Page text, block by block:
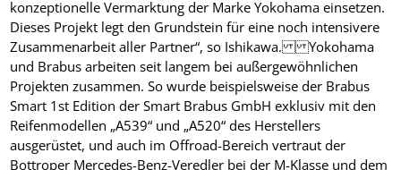
konzeptionelle Vermarktung der Marke Yokohama einsetzen.
Dieses Projekt legt den Grundstein für eine noch intensivere
Zusammenarbeit aller Partner“, so Ishikawa. Yokohama
und Brabus arbeiten seit langem bei außergewöhnlichen
Projekten zusammen. So wurde beispielsweise der Brabus
Smart 1st Edition der Smart Brabus GmbH exklusiv mit den
Reifenmodellen „A539“ und „A520“ des Herstellers
ausgerüstet, und auch im Offroad-Bereich vertraut der
Bottroper Mercedes-Benz-Veredler bei der M-Klasse und dem